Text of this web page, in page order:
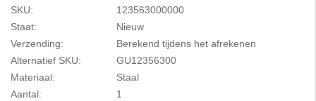
SKU:
123563000000
Staat:
Nieuw
Verzending:
Berekend tijdens het afrekenen
Alternatief SKU:
GU12356300
Materiaal:
Staal
Aantal:
1